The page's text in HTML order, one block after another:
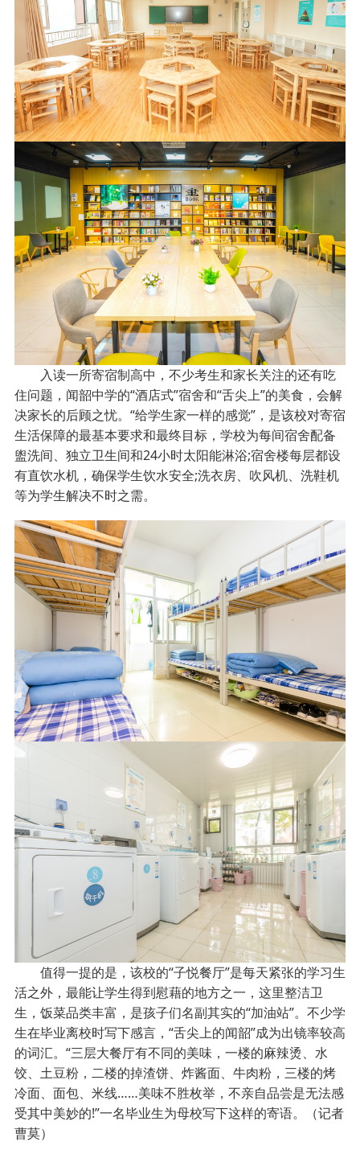
入读一所寄宿制高中，不少考生和家长关注的还有吃
住问题，闻韶中学的“酒店式”宿舍和“舌尖上”的美食，会解
决家长的后顾之忧。“给学生家一样的感觉”，是该校对寄宿
生活保障的最基本要求和最终目标，学校为每间宿舍配备
盥洗间、独立卫生间和24小时太阳能淋浴;宿舍楼每层都设
有直饮水机，确保学生饮水安全;洗衣房、吹风机、洗鞋机
等为学生解决不时之需。
值得一提的是，该校的“子悦餐厅”是每天紧张的学习生
活之外，最能让学生得到慰藉的地方之一，这里整洁卫
生，饭菜品类丰富，是孩子们名副其实的“加油站”。不少学
生在毕业离校时写下感言，“舌尖上的闻韶”成为出镜率较高
的词汇。“三层大餐厅有不同的美味，一楼的麻辣烫、水
饺、土豆粉，二楼的掉渣饼、炸酱面、牛肉粉，三楼的烤
冷面、面包、米线……美味不胜枚举，不亲自品尝是无法感
受其中美妙的!”一名毕业生为母校写下这样的寄语。
（记者
曹莫）